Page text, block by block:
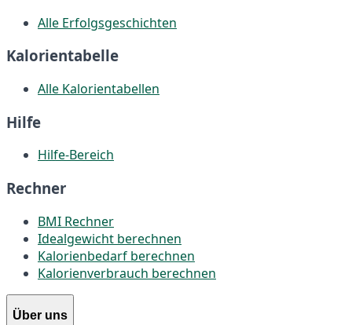
Alle Erfolgsgeschichten
Kalorientabelle
Alle Kalorientabellen
Hilfe
Hilfe-Bereich
Rechner
BMI Rechner
Idealgewicht berechnen
Kalorienbedarf berechnen
Kalorienverbrauch berechnen
Über uns